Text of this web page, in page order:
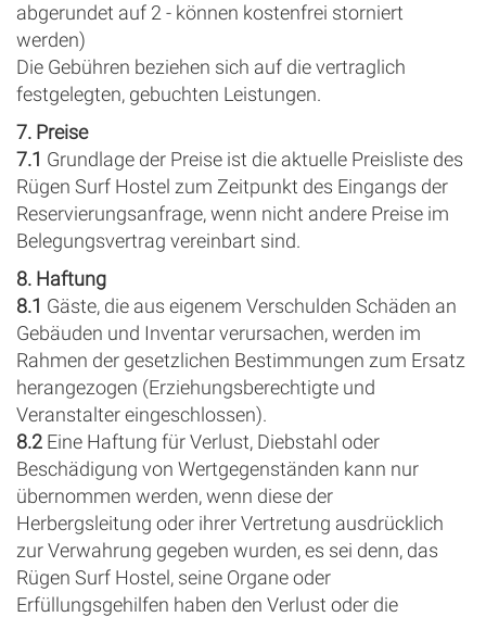
abgerundet auf 2 - können kostenfrei storniert
werden)
Die Gebühren beziehen sich auf die vertraglich
festgelegten, gebuchten Leistungen.
7. Preise
7.1 Grundlage der Preise ist die aktuelle Preisliste des
Rügen Surf Hostel zum Zeitpunkt des Eingangs der
Reservierungsanfrage, wenn nicht andere Preise im
Belegungsvertrag vereinbart sind.
8. Haftung
8.1 Gäste, die aus eigenem Verschulden Schäden an
Gebäuden und Inventar verursachen, werden im
Rahmen der gesetzlichen Bestimmungen zum Ersatz
herangezogen (Erziehungsberechtigte und
Veranstalter eingeschlossen).
8.2 Eine Haftung für Verlust, Diebstahl oder
Beschädigung von Wertgegenständen kann nur
übernommen werden, wenn diese der
Herbergsleitung oder ihrer Vertretung ausdrücklich
zur Verwahrung gegeben wurden, es sei denn, das
Rügen Surf Hostel, seine Organe oder
Erfüllungsgehilfen haben den Verlust oder die